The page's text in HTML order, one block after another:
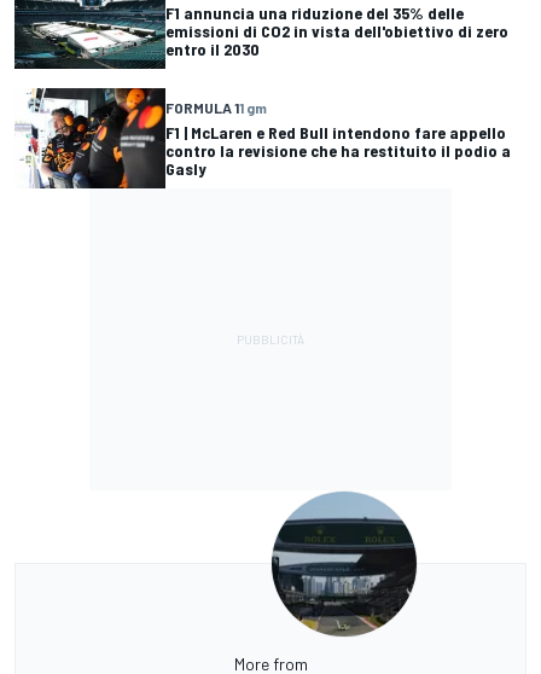
F1 annuncia una riduzione del 35% delle
emissioni di CO2 in vista dell'obiettivo di zero
entro il 2030
FORMULA 11 gm
F1 | McLaren e Red Bull intendono fare appello
contro la revisione che ha restituito il podio a
Gasly
More from